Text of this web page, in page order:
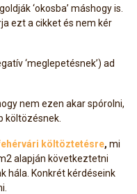
‘okosba’ máshogy is.
ezt a cikket és nem kér
‘meglepetésnek’) ad
nem ezen akar spórolni,
költözésnek.
költöztetésre, mi
alapján következtetni
hála. Konkrét kérdéseink